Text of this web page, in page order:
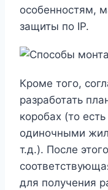
особенностям,
защиты по IP.
Кроме того,
разработать
коробах (то
одиночными
т.д.). После
для получения